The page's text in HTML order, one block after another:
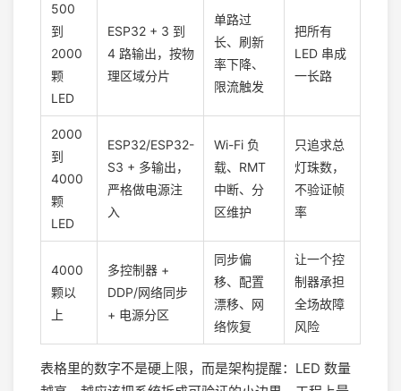
500
到
2000
颗
LED
ESP32 + 3 到
4 路输出，按物
理区域分片
单路过
长、刷新
率下降、
限流触发
把所有
LED 串成
一长路
2000
到
4000
颗
LED
ESP32/ESP32-
S3 + 多输出，
严格做电源注
入
Wi-Fi 负
载、RMT
中断、分
区维护
只追求总
灯珠数，
不验证帧
率
4000
颗以
上
多控制器 +
DDP/网络同步
+ 电源分区
同步偏
移、配置
漂移、网
络恢复
让一个控
制器承担
全场故障
风险
表格里的数字不是硬上限，而是架构提醒：LED 数量